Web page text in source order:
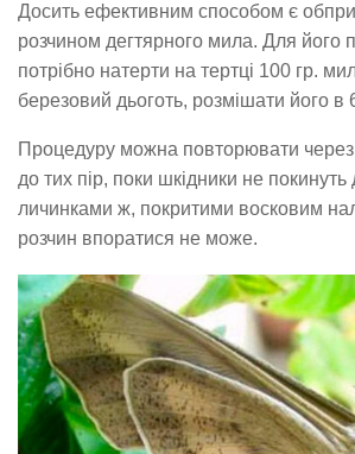
Досить ефективним способом є
розчином дегтярного мила. Для його
потрібно натерти на тертці 100 гр.
березовий дьоготь, розмішати його в
Процедуру можна повторювати
до тих пір, поки шкідники не покинуть
личинками ж, покритими восковим
розчин впоратися не може.